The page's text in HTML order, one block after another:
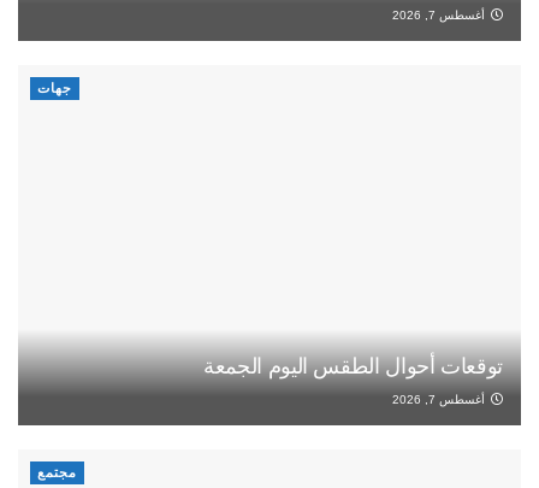
أغسطس 7, 2026
جهات
توقعات أحوال الطقس اليوم الجمعة
أغسطس 7, 2026
مجتمع